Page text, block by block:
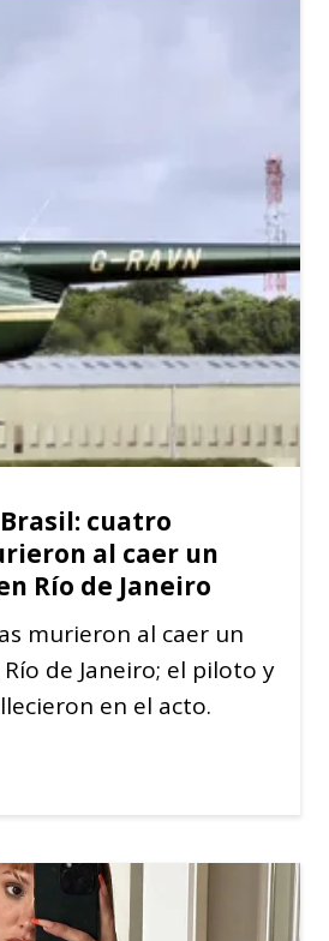
cuatro
al caer un
Río de Janeiro
murieron al caer un
de Janeiro; el piloto y
en el acto.